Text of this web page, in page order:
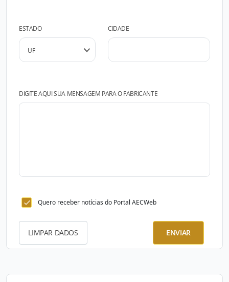
ESTADO CIDADE
DIGITE AQUI SUA MENSAGEM PARA O FABRICANTE
Quero receber notícias do Portal AECWeb
LIMPAR DADOS ENVIAR